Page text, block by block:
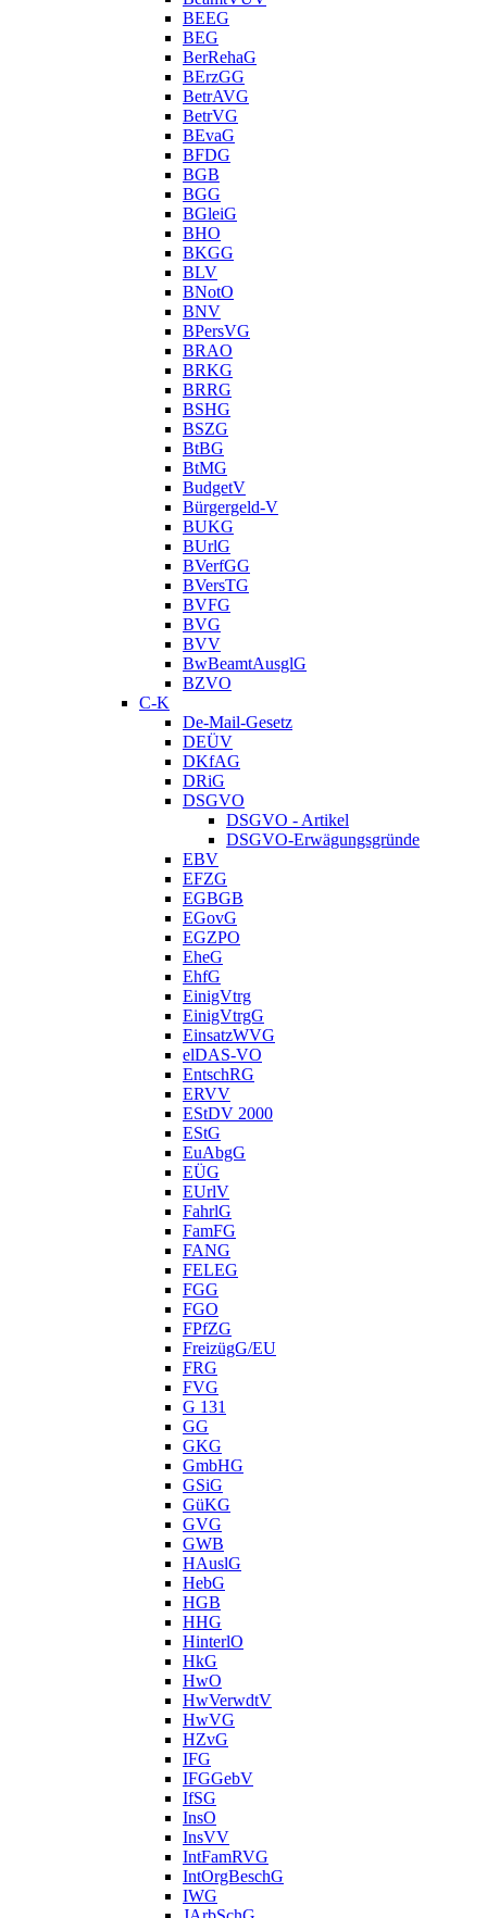
BEEG
BEG
BerRehaG
BErzGG
BetrAVG
BetrVG
BEvaG
BFDG
BGB
BGG
BGleiG
BHO
BKGG
BLV
BNotO
BNV
BPersVG
BRAO
BRKG
BRRG
BSHG
BSZG
BtBG
BtMG
BudgetV
Bürgergeld-V
BUKG
BUrlG
BVerfGG
BVersTG
BVFG
BVG
BVV
BwBeamtAusglG
BZVO
C-K
De-Mail-Gesetz
DEÜV
DKfAG
DRiG
DSGVO
DSGVO - Artikel
DSGVO-Erwägungsgründe
EBV
EFZG
EGBGB
EGovG
EGZPO
EheG
EhfG
EinigVtrg
EinigVtrgG
EinsatzWVG
elDAS-VO
EntschRG
ERVV
EStDV 2000
EStG
EuAbgG
EÜG
EUrlV
FahrlG
FamFG
FANG
FELEG
FGG
FGO
FPfZG
FreizügG/EU
FRG
FVG
G 131
GG
GKG
GmbHG
GSiG
GüKG
GVG
GWB
HAuslG
HebG
HGB
HHG
HinterlO
HkG
HwO
HwVerwdtV
HwVG
HZvG
IFG
IFGGebV
IfSG
InsO
InsVV
IntFamRVG
IntOrgBeschG
IWG